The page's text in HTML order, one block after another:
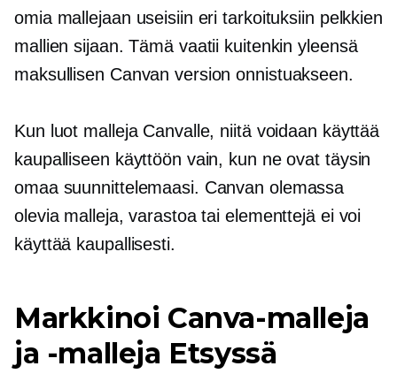
omia mallejaan useisiin eri tarkoituksiin pelkkien
mallien sijaan. Tämä vaatii kuitenkin yleensä
maksullisen Canvan version onnistuakseen.
Kun luot malleja Canvalle, niitä voidaan käyttää
kaupalliseen käyttöön vain, kun ne ovat täysin
omaa suunnittelemaasi. Canvan olemassa
olevia malleja, varastoa tai elementtejä ei voi
käyttää kaupallisesti.
Markkinoi Canva-malleja
ja -malleja Etsyssä